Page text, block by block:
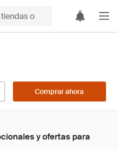
Comprar ahora
y ofertas para